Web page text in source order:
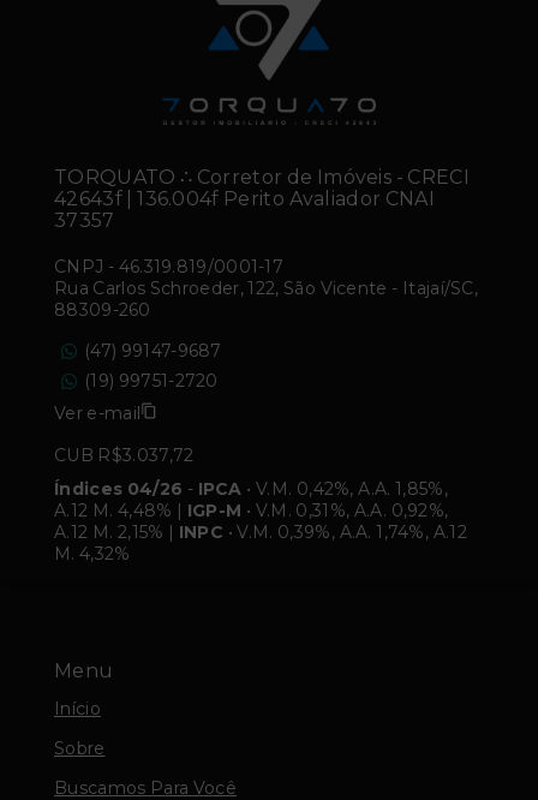
Menu
Início
Sobre
Buscamos Para Você
TORQUATO ∴ Corretor de Imóveis - CRECI
42643f | 136.004f Perito Avaliador CNAI
37357
CNPJ - 46.319.819/0001-17
Rua Carlos Schroeder, 122, São Vicente - Itajaí/SC,
88309-260
(47) 99147-9687
(19) 99751-2720
Ver e-mail
CUB R$3.037,72
Índices 04/26 - IPCA • V.M. 0,42%, A.A. 1,85%,
A.12 M. 4,48% | IGP-M • V.M. 0,31%, A.A. 0,92%,
A.12 M. 2,15% | INPC • V.M. 0,39%, A.A. 1,74%, A.12
M. 4,32%